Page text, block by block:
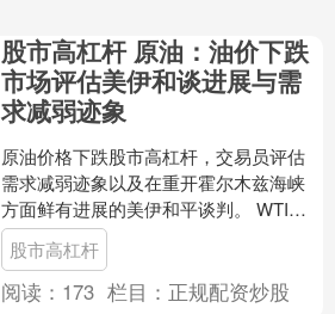
股市高杠杆 原油：油价下跌
市场评估美伊和谈进展与需
求减弱迹象
原油价格下跌股市高杠杆，交易员评估
需求减弱迹象以及在重开霍尔木兹海峡
方面鲜有进展的美伊和平谈判。 WTI下
跌2.7%，收于每桶90美元上方；全球基
准布伦特原油收....
股市高杠杆
阅读： 173 栏目： 正规配资炒股